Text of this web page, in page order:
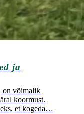
ja
on võimalik
koormust.
et kogeda…